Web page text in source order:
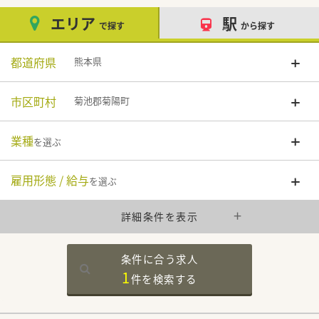
エリア で探す 駅 から探す
都道府県 熊本県
市区町村 菊池郡菊陽町
業種を選ぶ
雇用形態 / 給与を選ぶ
詳細条件を表示
条件に合う求人
1件を検索する